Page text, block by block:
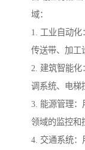
域：
1. 工业自动化
传送带、加工
2. 建筑智能化
调系统、电梯
3. 能源管理：
领域的监控和
4. 交通系统：